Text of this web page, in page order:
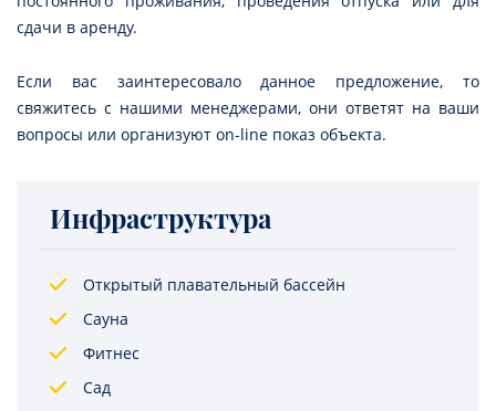
сдачи в аренду.
Если вас заинтересовало данное предложение, то
свяжитесь с нашими менеджерами, они ответят на ваши
вопросы или организуют on-line показ объекта.
Инфраструктура
Открытый плавательный бассейн
Сауна
Фитнес
Сад